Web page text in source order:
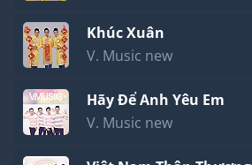
Khúc Xuân
V. Music new
Hãy Để Anh Yêu Em
V. Music new